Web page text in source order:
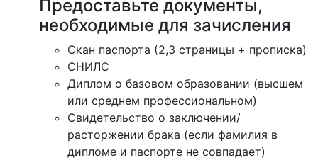
Предоставьте документы,
необходимые для зачисления
Скан паспорта (2,3 страницы + прописка)
СНИЛС
Диплом о базовом образовании (высшем
или среднем профессиональном)
Свидетельство о заключении/
расторжении брака (если фамилия в
дипломе и паспорте не совпадает)